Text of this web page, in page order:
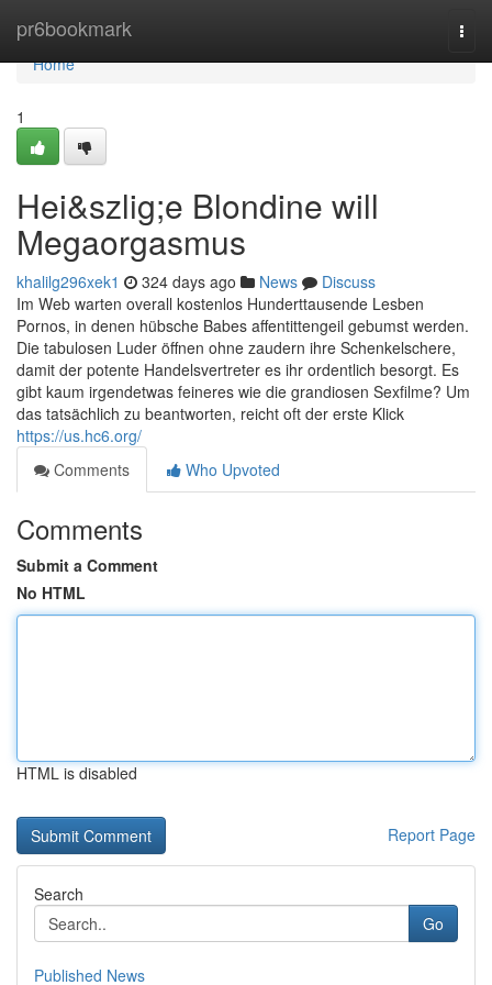
pr6bookmark
Home
Home
1
Hei&szlig;e Blondine will
Megaorgasmus
khalilg296xek1 324 days ago News
Discuss
Im Web warten overall kostenlos Hunderttausende Lesben
Pornos, in denen hübsche Babes affentittengeil gebumst werden.
Die tabulosen Luder öffnen ohne zaudern ihre Schenkelschere,
damit der potente Handelsvertreter es ihr ordentlich besorgt. Es
gibt kaum irgendetwas feineres wie die grandiosen Sexfilme? Um
das tatsächlich zu beantworten, reicht oft der erste Klick
https://us.hc6.org/
Comments
Who Upvoted
Comments
Submit a Comment
No HTML
HTML is disabled
Report Page
Search
Go
Published News